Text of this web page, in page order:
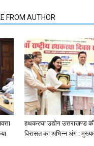
FROM AUTHOR
हथकरघा उद्योग उत्तराखण्ड
विरासत का अभिन्न अंग :